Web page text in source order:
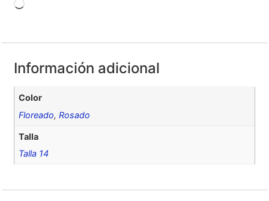
Información adicional
Color
Floreado,Rosado
Talla
Talla 14